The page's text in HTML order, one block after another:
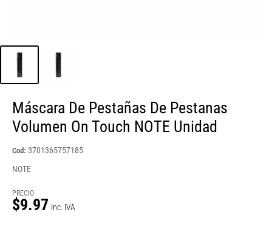
Máscara De Pestañas De Pestanas
Volumen On Touch NOTE Unidad
Cod: 3701365757185
NOTE
PRECIO
$9.97 Inc. IVA